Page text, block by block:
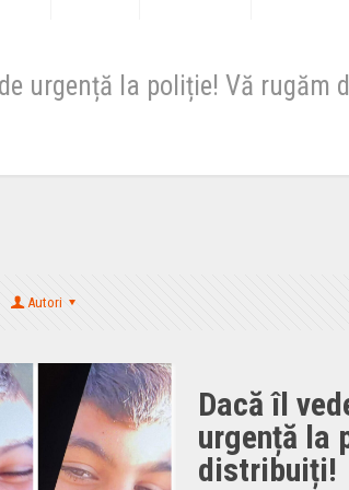
urgență la poliție! Vă rugăm
Autori
Dacă îl
urgență la
distribuiți!